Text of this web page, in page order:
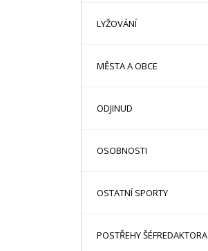
LYŽOVÁNÍ
MĚSTA A OBCE
ODJINUD
OSOBNOSTI
OSTATNÍ SPORTY
POSTŘEHY ŠÉFREDAKTORA